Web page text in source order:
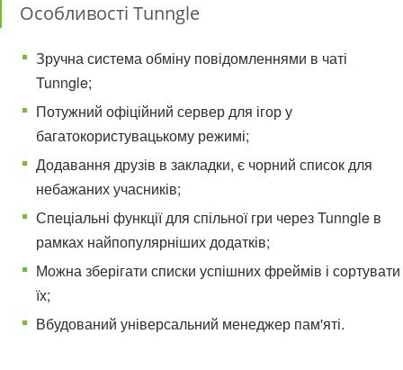
Особливості Tunngle
Зручна система обміну повідомленнями в чаті
Tunngle;
Потужний офіційний сервер для ігор у
багатокористувацькому режимі;
Додавання друзів в закладки, є чорний список для
небажаних учасників;
Спеціальні функції для спільної гри через Tunngle в
рамках найпопулярніших додатків;
Можна зберігати списки успішних фреймів і сортувати
їх;
Вбудований універсальний менеджер пам'яті.